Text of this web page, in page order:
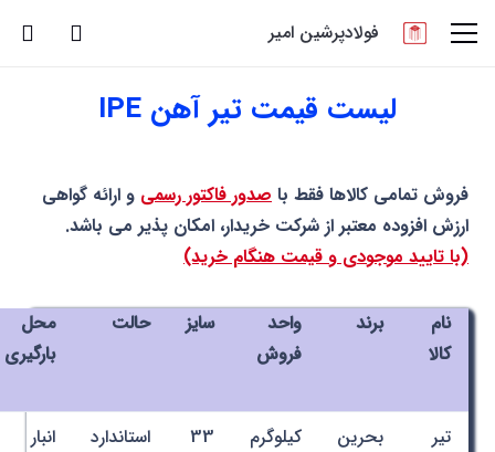
فولادپرشین امیر
لیست قیمت تیر آهن IPE
فروش تمامی کالاها فقط با صدور فاکتور رسمی و ارائه گواهی
ارزش افزوده معتبر از شرکت خریدار، امکان پذیر می باشد.
(با تایید موجودی و قیمت هنگام خرید)
نام
کالا
برند
واحد
فروش
سایز حالت
محل
بارگیری
تیر
بحرین کیلوگرم 33 استاندارد
انبار